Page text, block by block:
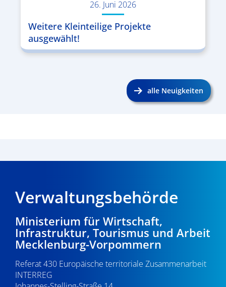
26. Juni 2026
Weitere Kleinteilige Projekte
ausgewählt!
alle Neuigkeiten
Verwaltungsbehörde
Ministerium für Wirtschaft,
Infrastruktur, Tourismus und Arbeit
Mecklenburg-Vorpommern
Referat 430 Europäische territoriale Zusammenarbeit
INTERREG